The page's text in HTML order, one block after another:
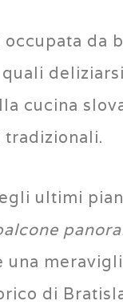
occupata da
cucina
ultimi
una
di